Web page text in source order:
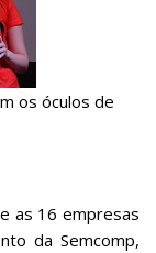
os óculos de
as 16 empresas
da Semcomp,